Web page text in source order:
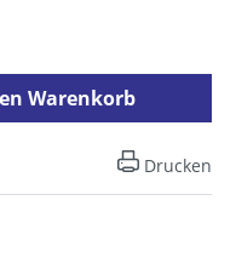
gewünschten
Warenkorb
Drucken